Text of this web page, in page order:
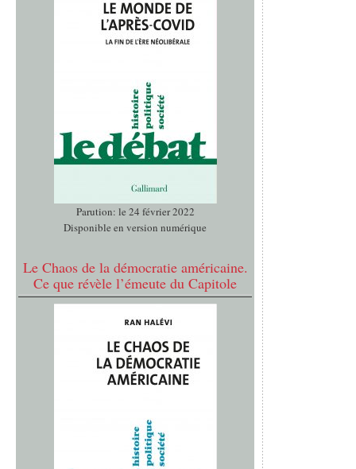
Parution: le 24 février 2022
Disponible en version numérique
Le Chaos de la démocratie américaine.
Ce que révèle l’émeute du Capitole